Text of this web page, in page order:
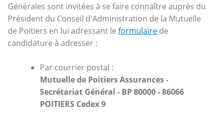
Générales sont invitées à se faire connaître auprès du
Président du Conseil d'Administration de la Mutuelle
de Poitiers en lui adressant le formulaire de
candidature à adresser :
Par courrier postal :
Mutuelle de Poitiers Assurances -
Secrétariat Général - BP 80000 - 86066
POITIERS Cedex 9